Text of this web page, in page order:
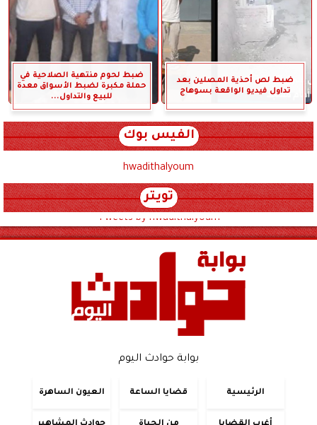
ضبط لص أحذية المصلين بعد
تداول فيديو الواقعة بسوهاج
ضبط لحوم منتهية الصلاحية في
حملة مكبرة لضبط الأسواق معدة
للبيع والتداول...
الفيس بوك
hwadithalyoum
تويتر
Tweets by hwadithalyoum
بوابة حوادث اليوم
الرئيسية قضايا الساعة العيون الساهرة